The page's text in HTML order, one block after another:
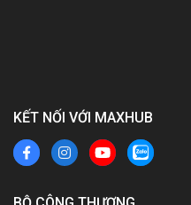
KẾT NỐI VỚI MAXHUB